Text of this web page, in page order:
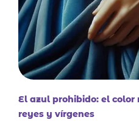
El azul prohibido: el color
reyes y vírgenes